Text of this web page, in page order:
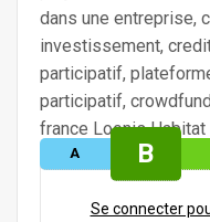
A B
Se connecter